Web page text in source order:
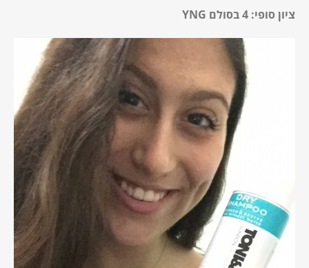
ציון סופי: 4 בסולם YNG